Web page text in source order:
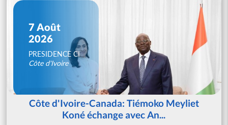
7 Août
2026
PRESIDENCE CI
Côte d'Ivoire
Côte d'Ivoire-Canada: Tiémoko Meyliet
Koné échange avec An...